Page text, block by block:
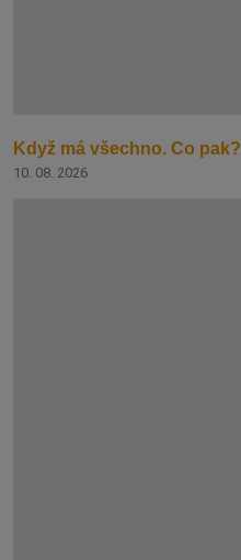
Když má všechno. Co pak?
10. 08. 2026